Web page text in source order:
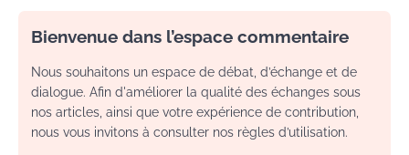
Bienvenue dans l’espace commentaire
Nous souhaitons un espace de débat, d’échange et de
dialogue. Afin d'améliorer la qualité des échanges sous
nos articles, ainsi que votre expérience de contribution,
nous vous invitons à consulter nos règles d’utilisation.